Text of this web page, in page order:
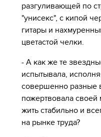
разгуливающей по
"унисекс", с кипой
гитары и
цветастой челки.
- А как же те
испытывала,
совершенно разные
пожертвовала своей
жить стабильно и
на рынке труда?